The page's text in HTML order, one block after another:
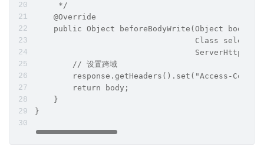
     */
    @Override
public Object beforeBodyWrite(Object body,
Class
        // 设置跨域
response.getHeaders().set("Access-
        return body;
    }
}